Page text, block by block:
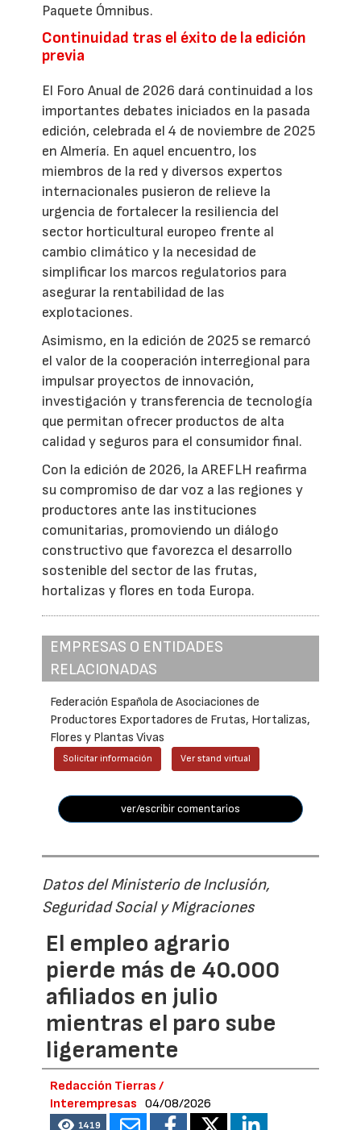
Paquete Ómnibus.
Continuidad tras el éxito de la edición
previa
El Foro Anual de 2026 dará continuidad a los
importantes debates iniciados en la pasada
edición, celebrada el 4 de noviembre de 2025
en Almería. En aquel encuentro, los
miembros de la red y diversos expertos
internacionales pusieron de relieve la
urgencia de fortalecer la resiliencia del
sector horticultural europeo frente al
cambio climático y la necesidad de
simplificar los marcos regulatorios para
asegurar la rentabilidad de las
explotaciones.
Asimismo, en la edición de 2025 se remarcó
el valor de la cooperación interregional para
impulsar proyectos de innovación,
investigación y transferencia de tecnología
que permitan ofrecer productos de alta
calidad y seguros para el consumidor final.
Con la edición de 2026, la AREFLH reafirma
su compromiso de dar voz a las regiones y
productores ante las instituciones
comunitarias, promoviendo un diálogo
constructivo que favorezca el desarrollo
sostenible del sector de las frutas,
hortalizas y flores en toda Europa.
EMPRESAS O ENTIDADES
RELACIONADAS
Federación Española de Asociaciones de
Productores Exportadores de Frutas, Hortalizas,
Flores y Plantas Vivas
Solicitar información Ver stand virtual
ver/escribir comentarios
Datos del Ministerio de Inclusión,
Seguridad Social y Migraciones
El empleo agrario
pierde más de 40.000
afiliados en julio
mientras el paro sube
ligeramente
Redacción Tierras /
Interempresas
04/08/2026
1419